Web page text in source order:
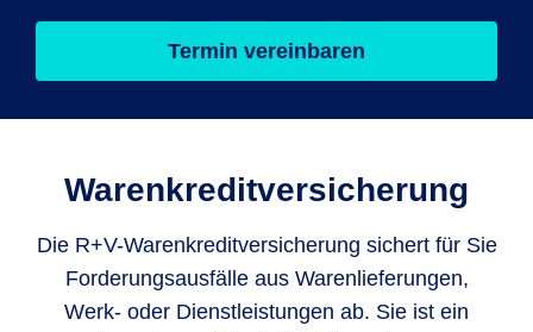
Termin vereinbaren
Warenkreditversicherung
Die R+V-Warenkreditversicherung sichert für Sie
Forderungsausfälle aus Warenlieferungen,
Werk- oder Dienstleistungen ab. Sie ist ein